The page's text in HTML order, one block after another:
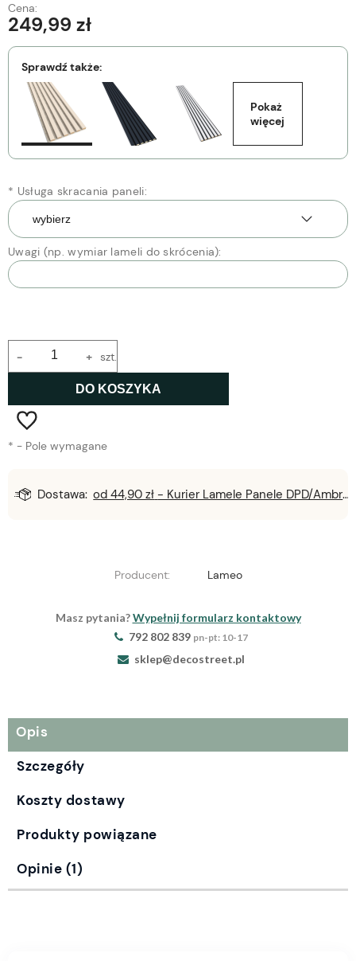
Cena:
249,99 zł
Sprawdź także:
Pokaż
więcej
* Usługa skracania paneli:
Uwagi (np. wymiar lameli do skrócenia):
+
- szt.
DO KOSZYKA
* - Pole wymagane
Dostawa: od 44,90 zł - Kurier Lamele Panele DPD/Ambro/NST
Producent: Lameo
Masz pytania?Wypełnij formularz kontaktowy
792 802 839 pn-pt: 10-17
sklep@decostreet.pl
Opis
Szczegóły
Koszty dostawy
Produkty powiązane
Opinie (1)